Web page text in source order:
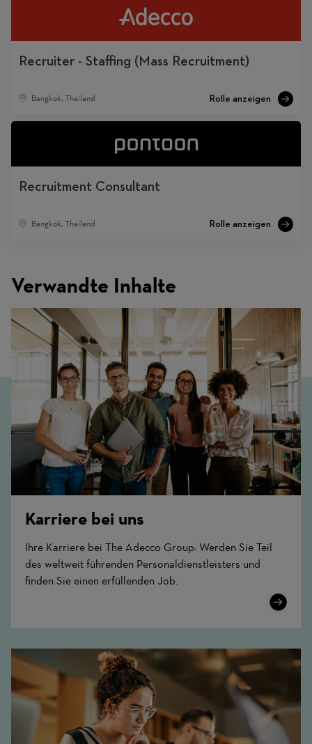
Recruiter - Staffing (Mass Recruitment)
Bangkok, Thailand
Recruitment Consultant
Bangkok, Thailand
Verwandte Inhalte
Karriere bei uns
Ihre Karriere bei The Adecco Group: Werden Sie Teil
des weltweit führenden Personaldienstleisters und
finden Sie einen erfüllenden Job.
Learn